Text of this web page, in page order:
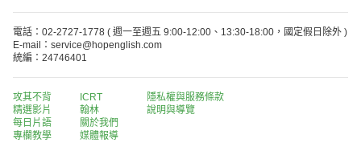
電話：02-2727-1778 ( 週一至週五 9:00-12:00、13:30-18:00，國定假日除外 )
E-mail：service@hopenglish.com
統編：24746401
攻其不背
精選影片
每日片語
專欄教學
ICRT
翰林
關於我們
媒體報導
隱私權與服務條款
說明與導覽